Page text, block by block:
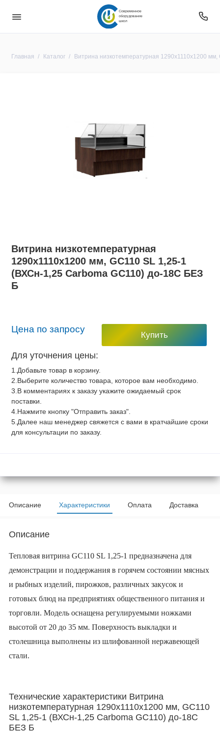
Современное
оборудование
школ
Главная Каталог Витрина низкотемпературная 1290x1110x1200
Витрина низкотемпературная
1290x1110x1200 мм, GC110 SL 1,25-1
(ВХСн-1,25 Carboma GC110) до-18С БЕЗ
Б
Цена по запросу
Купить
Для уточнения цены:
1.Добавьте товар в корзину.
2.Выберите количество товара, которое вам необходимо.
3.В комментариях к заказу укажите ожидаемый срок
поставки.
4.Нажмите кнопку "Отправить заказ".
5.Далее наш менеджер свяжется с вами в кратчайшие сроки
для консультации по заказу.
Описание Характеристики Оплата Доставка
Описание
Тепловая витрина GC110 SL 1,25-1 предназначена для
демонстрации и поддержания в горячем состоянии мясных
и рыбных изделий, пирожков, различных закусок и
готовых блюд на предприятиях общественного питания и
торговли. Модель оснащена регулируемыми ножками
высотой от 20 до 35 мм. Поверхность выкладки и
столешница выполнены из шлифованной нержавеющей
стали.
Технические характеристики Витрина
низкотемпературная 1290x1110x1200 мм, GC110
SL 1,25-1 (ВХСн-1,25 Carboma GC110) до-18С
БЕЗ Б